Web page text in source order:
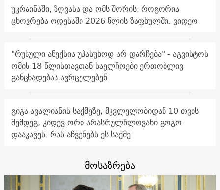
უკრაინაში, ზღვასა და ომს შორის: როგორია
ცხოვრება ოდესაში 2026 წლის ზაფხულში. ვიდეო
"რუსული ანექსია უპასუხოდ არ დარჩება" - აგვისტოს
ომის 18 წლისთავთან საელჩოები ერთობლივ
განცხადებას ავრცელებენ
გიგა ავალიანის საქმეზე, მკვლელობიდან 10 თვის
შემდეგ, კიდევ ორი არასრულწლოვანი გოგო
დააკავეს. რას აჩვენებს ეს საქმე
მოსაზრება